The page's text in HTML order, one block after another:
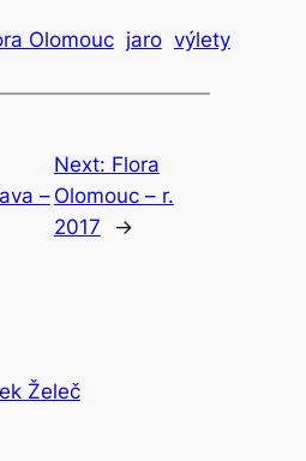
Olomouc jaro výlety
–
Next: Flora
Olomouc – r.
2017
→
Želeč